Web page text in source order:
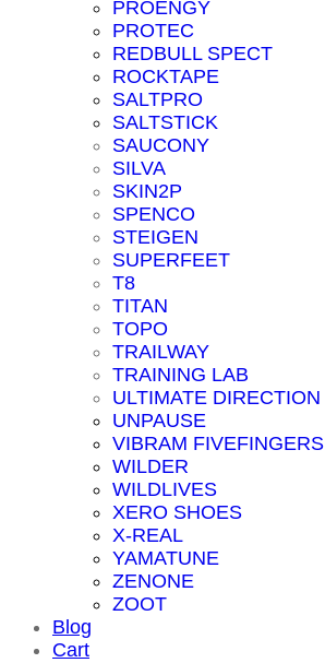
PROENGY
PROTEC
REDBULL SPECT
ROCKTAPE
SALTPRO
SALTSTICK
SAUCONY
SILVA
SKIN2P
SPENCO
STEIGEN
SUPERFEET
T8
TITAN
TOPO
TRAILWAY
TRAINING LAB
ULTIMATE DIRECTION
UNPAUSE
VIBRAM FIVEFINGERS
WILDER
WILDLIVES
XERO SHOES
X-REAL
YAMATUNE
ZENONE
ZOOT
Blog
Cart